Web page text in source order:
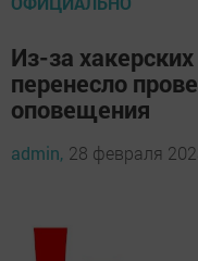
Из-за
перенесло
оповещения
admin, 28 февраля